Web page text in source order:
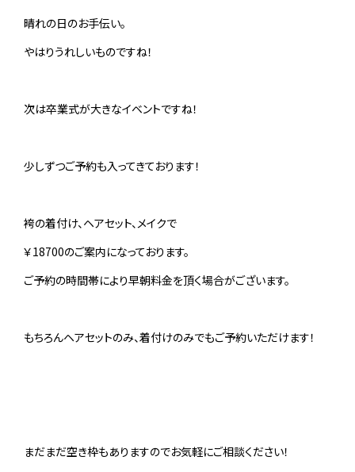
晴れの日のお手伝い。
やはりうれしいものですね！
次は卒業式が大きなイベントですね！
少しずつご予約も入ってきております！
袴の着付け、ヘアセット、メイクで
￥18700のご案内になっております。
ご予約の時間帯により早朝料金を頂く場合がございます。
もちろんヘアセットのみ、着付けのみでもご予約いただけます！
まだまだ空き枠もありますのでお気軽にご相談ください！